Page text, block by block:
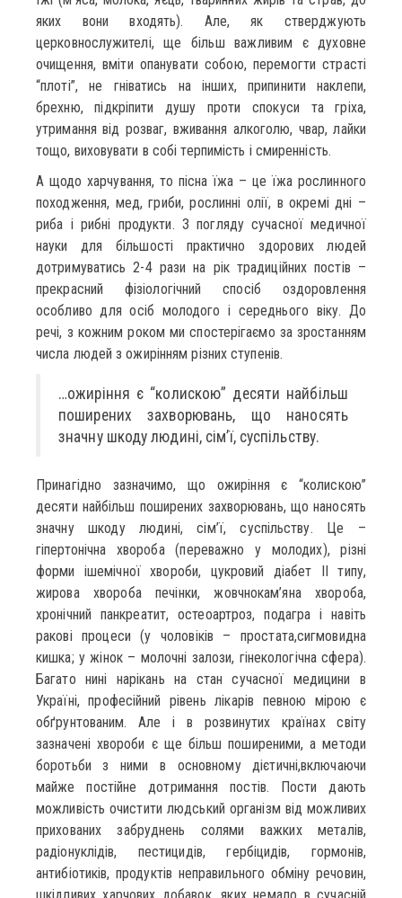
яких вони входять). Але, як стверджують
церковнослужителі, ще більш важливим є духовне
очищення, вміти опанувати собою, перемогти страсті
“плоті”, не гніватись на інших, припинити наклепи,
брехню, підкріпити душу проти спокуси та гріха,
утримання від розваг, вживання алкоголю, чвар, лайки
тощо, виховувати в собі терпимість і смиренність.
А щодо харчування, то пісна їжа – це їжа рослинного
походження, мед, гриби, рослинні олії, в окремі дні –
риба і рибні продукти. З погляду сучасної медичної
науки для більшості практично здорових людей
дотримуватись 2-4 рази на рік традиційних постів –
прекрасний фізіологічний спосіб оздоровлення
особливо для осіб молодого і середнього віку. До
речі, з кожним роком ми спостерігаємо за зростанням
числа людей з ожирінням різних ступенів.
…ожиріння є “колискою” десяти найбільш
поширених захворювань, що наносять
значну шкоду людині, сім’ї, суспільству.
Принагідно зазначимо, що ожиріння є “колискою”
десяти найбільш поширених захворювань, що наносять
значну шкоду людині, сім’ї, суспільству. Це –
гіпертонічна хвороба (переважно у молодих), різні
форми ішемічної хвороби, цукровий діабет II типу,
жирова хвороба печінки, жовчнокам’яна хвороба,
хронічний панкреатит, остеоартроз, подагра і навіть
ракові процеси (у чоловіків – простата,сигмовидна
кишка; у жінок – молочні залози, гінекологічна сфера).
Багато нині нарікань на стан сучасної медицини в
Україні, професійний рівень лікарів певною мірою є
обґрунтованим. Але і в розвинутих країнах світу
зазначені хвороби є ще більш поширеними, а методи
боротьби з ними в основному дієтичні,включаючи
майже постійне дотримання постів. Пости дають
можливість очистити людський організм від можливих
прихованих забруднень солями важких металів,
радіонуклідів, пестицидів, гербіцидів, гормонів,
антибіотиків, продуктів неправильного обміну речовин,